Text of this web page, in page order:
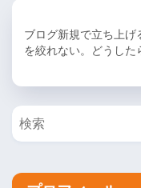
ブログ新規で立ち上げ
を絞れない。どうした